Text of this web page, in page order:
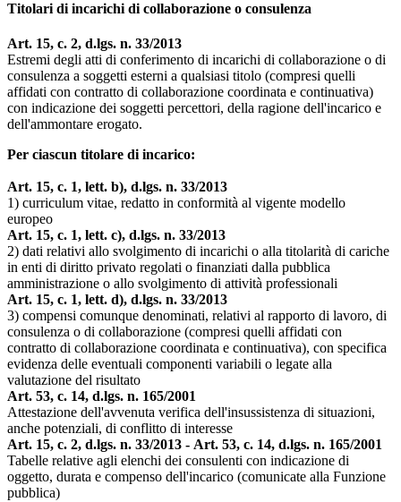
Titolari di incarichi di collaborazione o consulenza
Art. 15, c. 2, d.lgs. n. 33/2013
Estremi degli atti di conferimento di incarichi di collaborazione o di
consulenza a soggetti esterni a qualsiasi titolo (compresi quelli
affidati con contratto di collaborazione coordinata e continuativa)
con indicazione dei soggetti percettori, della ragione dell'incarico e
dell'ammontare erogato.
Per ciascun titolare di incarico:
Art. 15, c. 1, lett. b), d.lgs. n. 33/2013
1) curriculum vitae, redatto in conformità al vigente modello
europeo
Art. 15, c. 1, lett. c), d.lgs. n. 33/2013
2) dati relativi allo svolgimento di incarichi o alla titolarità di cariche
in enti di diritto privato regolati o finanziati dalla pubblica
amministrazione o allo svolgimento di attività professionali
Art. 15, c. 1, lett. d), d.lgs. n. 33/2013
3) compensi comunque denominati, relativi al rapporto di lavoro, di
consulenza o di collaborazione (compresi quelli affidati con
contratto di collaborazione coordinata e continuativa), con specifica
evidenza delle eventuali componenti variabili o legate alla
valutazione del risultato
Art. 53, c. 14, d.lgs. n. 165/2001
Attestazione dell'avvenuta verifica dell'insussistenza di situazioni,
anche potenziali, di conflitto di interesse
Art. 15, c. 2, d.lgs. n. 33/2013 - Art. 53, c. 14, d.lgs. n. 165/2001
Tabelle relative agli elenchi dei consulenti con indicazione di
oggetto, durata e compenso dell'incarico (comunicate alla Funzione
pubblica)